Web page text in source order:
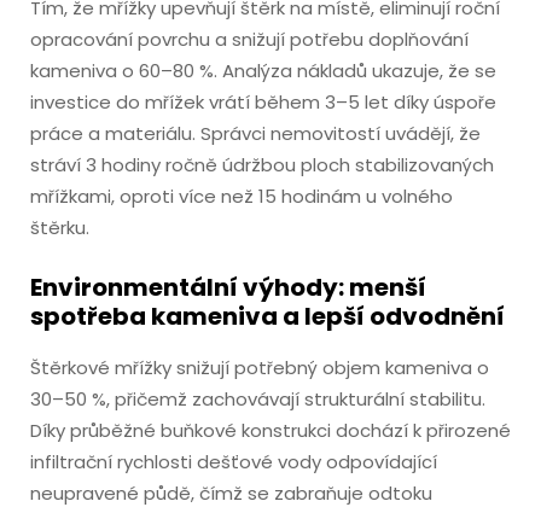
Tím, že mřížky upevňují štěrk na místě, eliminují roční
opracování povrchu a snižují potřebu doplňování
kameniva o 60–80 %. Analýza nákladů ukazuje, že se
investice do mřížek vrátí během 3–5 let díky úspoře
práce a materiálu. Správci nemovitostí uvádějí, že
stráví 3 hodiny ročně údržbou ploch stabilizovaných
mřížkami, oproti více než 15 hodinám u volného
štěrku.
Environmentální výhody: menší
spotřeba kameniva a lepší odvodnění
Štěrkové mřížky snižují potřebný objem kameniva o
30–50 %, přičemž zachovávají strukturální stabilitu.
Díky průběžné buňkové konstrukci dochází k přirozené
infiltrační rychlosti dešťové vody odpovídající
neupravené půdě, čímž se zabraňuje odtoku